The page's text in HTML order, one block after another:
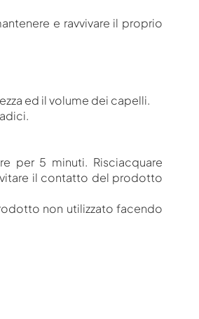
e ravvivare il proprio
ed il volume dei capelli.
per 5 minuti. Risciacquare
il contatto del prodotto
non utilizzato facendo